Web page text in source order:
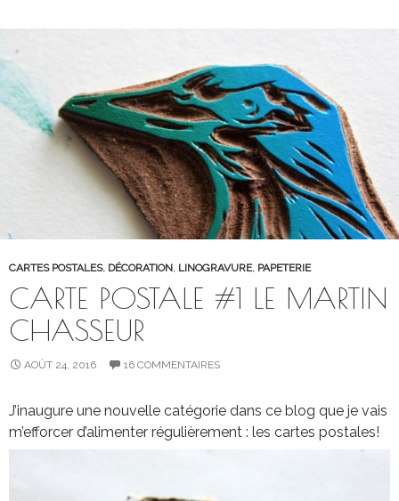
CARTES POSTALES, DÉCORATION, LINOGRAVURE, PAPETERIE
CARTE POSTALE #1 LE MARTIN
CHASSEUR
AOÛT 24, 2016 16 COMMENTAIRES
J’inaugure une nouvelle catégorie dans ce blog que je vais
m’efforcer d’alimenter régulièrement : les cartes postales!